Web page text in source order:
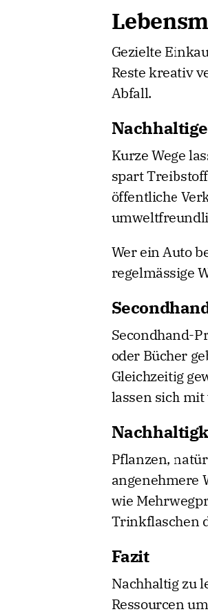
Gezielte
Reste kreativ
Abfall.
Kurze Wege
spart
öffentliche
Wer ein Auto
regelmässige
Secondhand-
oder Bücher
Gleichzeitig
lassen sich
Pflanzen,
angenehmere
wie
Trinkflaschen
Fazit
Nachhaltig zu
Ressourcen